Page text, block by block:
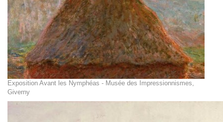
Exposition Avant les Nymphéas - Musée des Impressionnismes,
Giverny